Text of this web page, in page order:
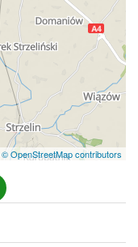
© OpenStreetMap contributors